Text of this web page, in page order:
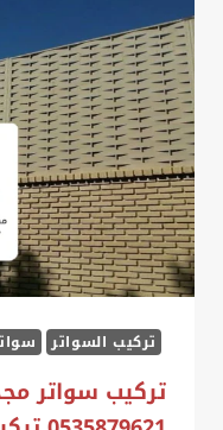
–
تركيب
سواتر
خشبية
بالدمام
تركيب السواتر
تركيب سواتر